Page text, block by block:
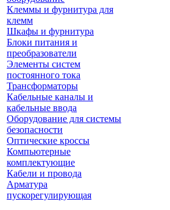
Клеммы и фурнитура для
клемм
Шкафы и фурнитура
Блоки питания и
преобразователи
Элементы систем
постоянного тока
Трансформаторы
Кабельные каналы и
кабельные ввода
Оборудование для системы
безопасности
Оптические кроссы
Компьютерные
комплектующие
Кабели и провода
Арматура
пускорегулирующая